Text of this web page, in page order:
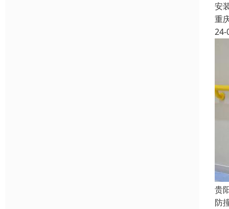
安
重
24-
贵
防